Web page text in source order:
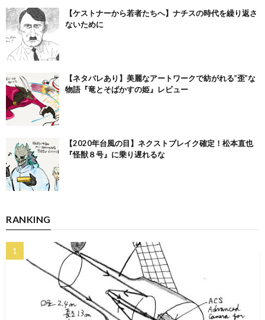
【ケストナーから若者たちへ】ナチスの時代を繰り返さ
ないために
【ネタバレあり】美麗なアートワークで紡がれる”歪”な
物語『竜とそばかすの姫』レビュー
【2020年台風の目】ネクストブレイク確定！松本直也
『怪獣８号』に乗り遅れるな
RANKING